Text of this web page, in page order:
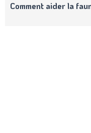
Comment aider la